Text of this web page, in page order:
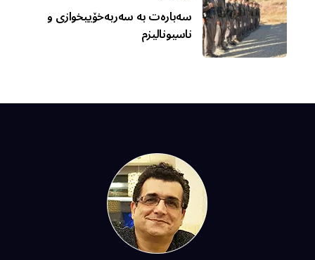
سەبارەت بە سەربەخۆییخوازی و
ناسیونالیزم